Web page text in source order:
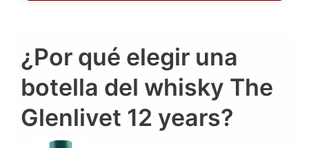
¿Por qué elegir una
botella del whisky The
Glenlivet 12 years?